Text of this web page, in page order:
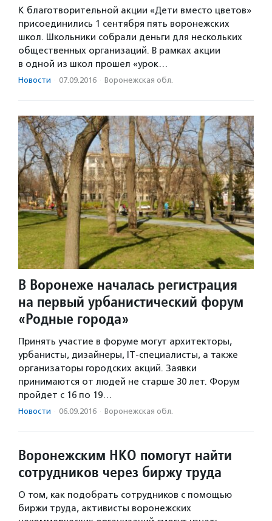
К благотворительной акции «Дети вместо цветов»
присоединились 1 сентября пять воронежских
школ. Школьники собрали деньги для нескольких
общественных организаций. В рамках акции
в одной из школ прошел «урок…
Новости · 07.09.2016 · Воронежская обл.
В Воронеже началась регистрация
на первый урбанистический форум
«Родные города»
Принять участие в форуме могут архитекторы,
урбанисты, дизайнеры, IT-специалисты, а также
организаторы городских акций. Заявки
принимаются от людей не старше 30 лет. Форум
пройдет с 16 по 19…
Новости · 06.09.2016 · Воронежская обл.
Воронежским НКО помогут найти
сотрудников через биржу труда
О том, как подобрать сотрудников с помощью
биржи труда, активисты воронежских